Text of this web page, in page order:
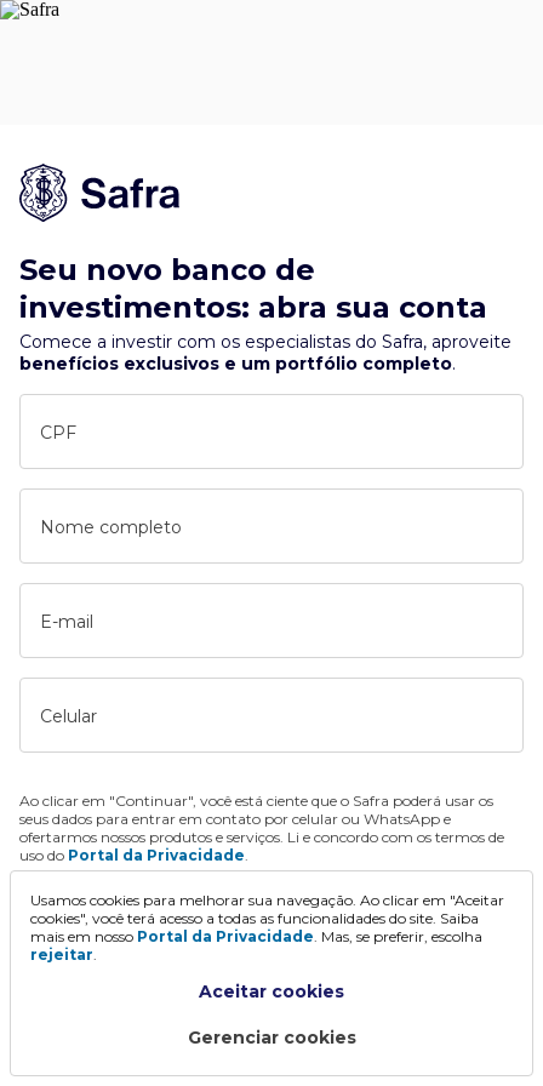
Seu novo banco de
investimentos: abra sua conta
Comece a investir com os especialistas do Safra, aproveite
benefícios exclusivos e um portfólio completo.
CPF
Nome completo
E-mail
Celular
Ao clicar em "Continuar", você está ciente que o Safra poderá usar os
seus dados para entrar em contato por celular ou WhatsApp e
ofertarmos nossos produtos e serviços. Li e concordo com os termos de
uso do Portal da Privacidade.
Continuar
Usamos cookies para melhorar sua navegação. Ao clicar em "Aceitar
cookies", você terá acesso a todas as funcionalidades do site. Saiba
mais em nosso Portal da Privacidade. Mas, se preferir, escolha
rejeitar.
Aceitar cookies
Gerenciar cookies